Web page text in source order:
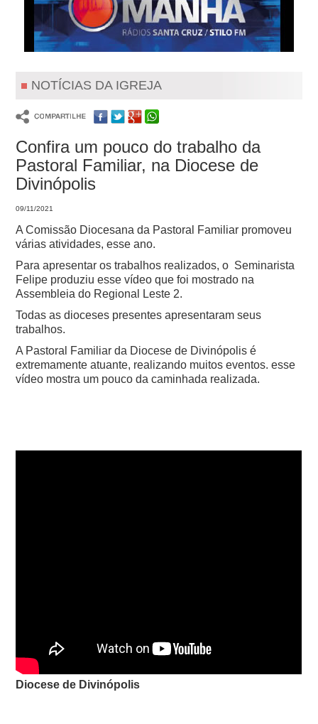
NOTÍCIAS DA IGREJA
Confira um pouco do trabalho da
Pastoral Familiar, na Diocese de
Divinópolis
09/11/2021
A Comissão Diocesana da Pastoral Familiar promoveu
várias atividades, esse ano.
Para apresentar os trabalhos realizados, o Seminarista
Felipe produziu esse vídeo que foi mostrado na
Assembleia do Regional Leste 2.
Todas as dioceses presentes apresentaram seus
trabalhos.
A Pastoral Familiar da Diocese de Divinópolis é
extremamente atuante, realizando muitos eventos. esse
vídeo mostra um pouco da caminhada realizada.
Diocese de Divinópolis